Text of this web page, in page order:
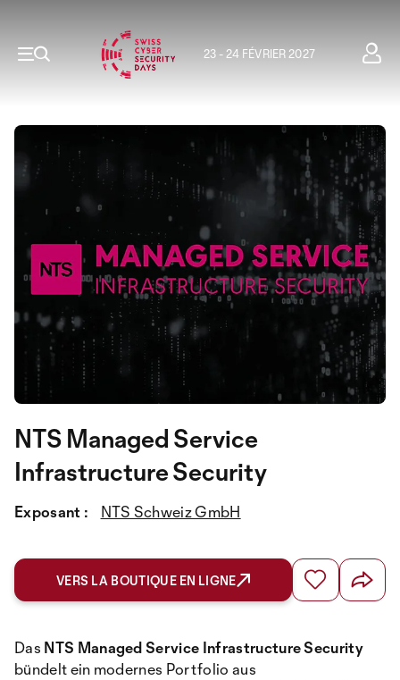
23 - 24 FÉVRIER 2027
NTS Managed Service
Infrastructure Security
Exposant : NTS Schweiz GmbH
VERS LA BOUTIQUE EN LIGNE
Das NTS Managed Service Infrastructure Security
bündelt ein modernes Portfolio aus